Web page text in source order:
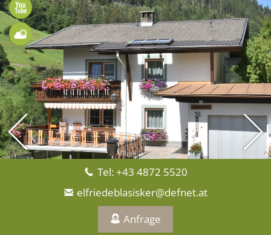
Videos
Wetter
Tel: +43 4872 5520
elfriedeblasisker@defnet.at
Anfrage